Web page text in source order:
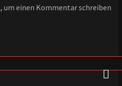
, um einen Kommentar schreiben